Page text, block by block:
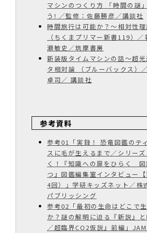
マシンのつくり方 「時間の謎
う! ／監修：佐藤勝彦／講談社
時間旅行は可能か？〜相対性
（ちくまプリマー新書119）／
瀬敏史／筑摩書房
新装版タイムマシンの話〜超
タ相対論 （ブルーバックス）
卓司／ 講談社
参考資料
参考01「実録！ 恐竜図鑑のテ
スに毛が生えるまで／シリー
く！『知識への扉をひらく 図
つ』図鑑編集室インタビュー
4回）」学研キッズネット／株
パブリッシング
参考02「最初の生命はどこで
か？謎の解明に迫る『新説』
／超臨界CO2仮説』前編」